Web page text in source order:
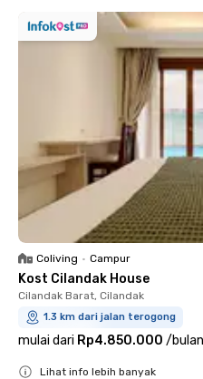
Coliving • Campur
Kost Cilandak House
Cilandak Barat, Cilandak
1.3 km dari jalan terogong
mulai dari Rp4.850.000 /bulan
Lihat info lebih banyak